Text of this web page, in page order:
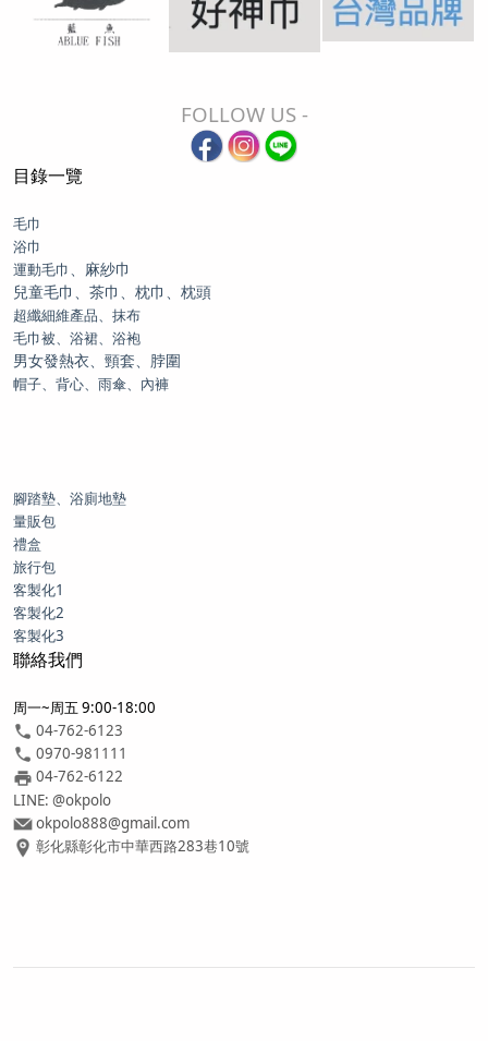
FOLLOW US -
目錄一覽
毛巾
浴巾
運動毛巾
、麻紗巾
兒童毛巾、茶巾、枕巾、枕頭
超纖細維產品、抹布
毛巾被、浴裙、浴袍
男女發熱衣、頸套、脖圍
帽子、背心、雨傘、內褲
腳踏墊、浴廁地墊
量販包
禮盒
旅行包
客製化1
客製化2
客製化3
聯絡我們
周一~周五 9:00-18:00
04-762-6123
0970-981111
04-762-6122
LINE: @okpolo
okpolo888@gmail.com
彰化縣彰化市中華西路283巷10號